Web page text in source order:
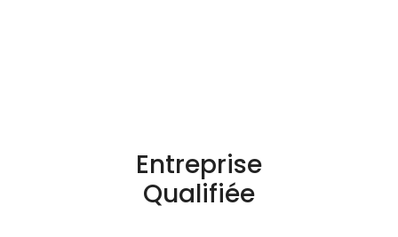
Entreprise
Qualifiée